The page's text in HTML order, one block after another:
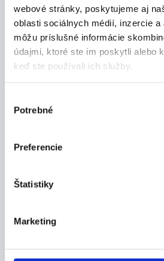
webové stránky, poskytujeme aj
oblasti sociálnych médií, inzercie a
môžu príslušné informácie
údajmi, ktoré ste im poskytli alebo
keď ste používali ich služby.
súhlasu
Potrebné
Preferencie
Štatistiky
Marketing
DO KOŠÍKA
Popis produktu
balónik k
1 ks